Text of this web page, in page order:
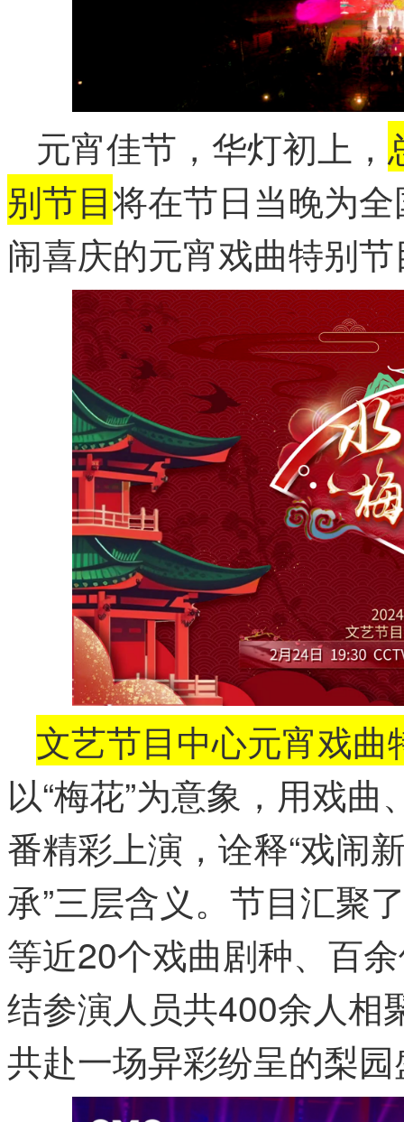
元宵佳节，华灯初上，
别节目将在节日当晚为
闹喜庆的元宵戏曲特别
文艺节目中心元宵戏曲
以“梅花”为意象，用戏
番精彩上演，诠释“戏闹
承”三层含义。节目汇聚
等近20个戏曲剧种、百
结参演人员共400余人相
共赴一场异彩纷呈的梨